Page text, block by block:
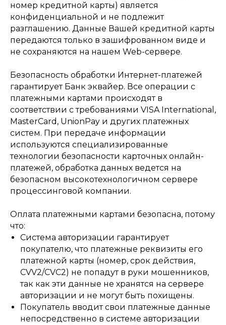
номер кредитной карты) является
конфиденциальной и не подлежит
разглашению. Данные Вашей кредитной карты
передаются только в зашифрованном виде и
не сохраняются на нашем Web-сервере.
Безопасность обработки Интернет-платежей
гарантирует Банк эквайер. Все операции с
платежными картами происходят в
соответствии с требованиями VISA International,
MasterCard, UnionPay и других платежных
систем. При передаче информации
используются специализированные
технологии безопасности карточных онлайн-
платежей, обработка данных ведется на
безопасном высокотехнологичном сервере
процессинговой компании.
Оплата платежными картами безопасна, потому
что:
Система авторизации гарантирует
покупателю, что платежные реквизиты его
платежной карты (номер, срок действия,
CVV2/CVC2) не попадут в руки мошенников,
так как эти данные не хранятся на сервере
авторизации и не могут быть похищены.
Покупатель вводит свои платежные данные
непосредственно в системе авторизации